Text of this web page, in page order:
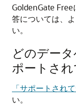
GoldenGate Free
答については、
い。
どのデー
ポートさ
「サポートされ
い。